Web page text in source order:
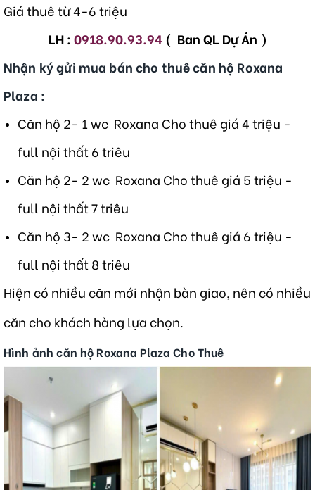
Giá thuê từ 4-6 triệu
LH :0918.90.93.94( Ban QL Dự Án )
Nhận ký gửi mua bán cho thuê căn hộ Roxana
Plaza :
Căn hộ 2- 1 wc Roxana Cho thuê giá 4 triệu -
full nội thất 6 triêu
Căn hộ 2- 2 wc Roxana Cho thuê giá 5 triệu -
full nội thất 7 triêu
Căn hộ 3- 2 wc Roxana Cho thuê giá 6 triệu -
full nội thất 8 triêu
Hiện có nhiều căn mới nhận bàn giao, nên có nhiều
căn cho khách hàng lựa chọn.
Hình ảnh căn hộ Roxana Plaza Cho Thuê